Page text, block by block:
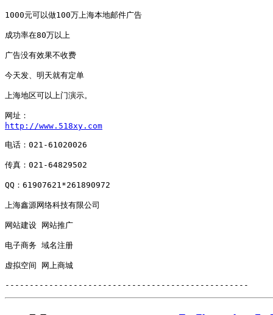
1000元可以做100万上海本地邮件广告
成功率在80万以上
广告没有效果不收费
今天发、明天就有定单
上海地区可以上门演示。
http://www.518xy.com
电话：021-61020026
传真：021-64829502
QQ：61907621*261890972
上海鑫源网络科技有限公司
网站建设 网站推广
电子商务 域名注册
虚拟空间 网上商城